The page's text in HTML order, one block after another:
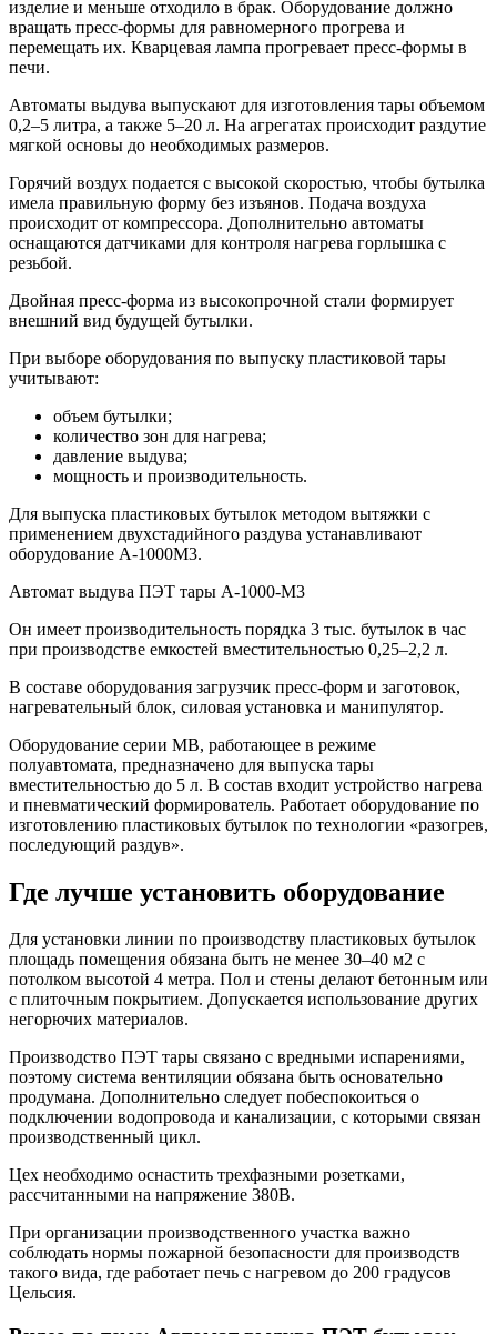
изделие и меньше отходило в брак. Оборудование должно
вращать пресс-формы для равномерного прогрева и
перемещать их. Кварцевая лампа прогревает пресс-формы в
печи.
Автоматы выдува выпускают для изготовления тары объемом
0,2–5 литра, а также 5–20 л. На агрегатах происходит раздутие
мягкой основы до необходимых размеров.
Горячий воздух подается с высокой скоростью, чтобы бутылка
имела правильную форму без изъянов. Подача воздуха
происходит от компрессора. Дополнительно автоматы
оснащаются датчиками для контроля нагрева горлышка с
резьбой.
Двойная пресс-форма из высокопрочной стали формирует
внешний вид будущей бутылки.
При выборе оборудования по выпуску пластиковой тары
учитывают:
объем бутылки;
количество зон для нагрева;
давление выдува;
мощность и производительность.
Для выпуска пластиковых бутылок методом вытяжки с
применением двухстадийного раздува устанавливают
оборудование А-1000М3.
Автомат выдува ПЭТ тары А-1000-М3
Он имеет производительность порядка 3 тыс. бутылок в час
при производстве емкостей вместительностью 0,25–2,2 л.
В составе оборудования загрузчик пресс-форм и заготовок,
нагревательный блок, силовая установка и манипулятор.
Оборудование серии MB, работающее в режиме
полуавтомата, предназначено для выпуска тары
вместительностью до 5 л. В состав входит устройство нагрева
и пневматический формирователь. Работает оборудование по
изготовлению пластиковых бутылок по технологии «разогрев,
последующий раздув».
Где лучше установить оборудование
Для установки линии по производству пластиковых бутылок
площадь помещения обязана быть не менее 30–40 м2 с
потолком высотой 4 метра. Пол и стены делают бетонным или
с плиточным покрытием. Допускается использование других
негорючих материалов.
Производство ПЭТ тары связано с вредными испарениями,
поэтому система вентиляции обязана быть основательно
продумана. Дополнительно следует побеспокоиться о
подключении водопровода и канализации, с которыми связан
производственный цикл.
Цех необходимо оснастить трехфазными розетками,
рассчитанными на напряжение 380В.
При организации производственного участка важно
соблюдать нормы пожарной безопасности для производств
такого вида, где работает печь с нагревом до 200 градусов
Цельсия.